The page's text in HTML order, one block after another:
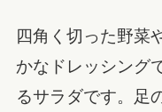
四角く切った野菜
かなドレッシング
るサラダです。足